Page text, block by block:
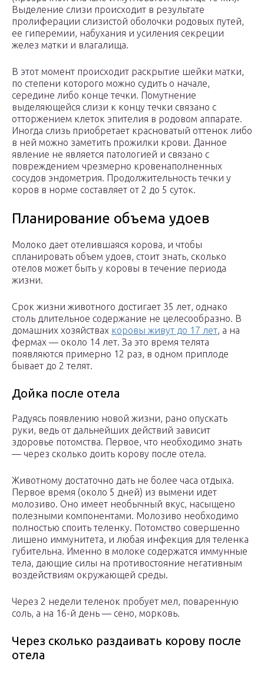
Выделение слизи происходит в результате
пролиферации слизистой оболочки родовых путей,
ее гиперемии, набухания и усиления секреции
желез матки и влагалища.
В этот момент происходит раскрытие шейки матки,
по степени которого можно судить о начале,
середине либо конце течки. Помутнение
выделяющейся слизи к концу течки связано с
отторжением клеток эпителия в родовом аппарате.
Иногда слизь приобретает красноватый оттенок либо
в ней можно заметить прожилки крови. Данное
явление не является патологией и связано с
повреждением чрезмерно кровенаполненных
сосудов эндометрия. Продолжительность течки у
коров в норме составляет от 2 до 5 суток.
Планирование объема удоев
Молоко дает отелившаяся корова, и чтобы
спланировать объем удоев, стоит знать, сколько
отелов может быть у коровы в течение периода
жизни.
Срок жизни животного достигает 35 лет, однако
столь длительное содержание не целесообразно. В
домашних хозяйствах коровы живут до 17 лет, а на
фермах — около 14 лет. За это время телята
появляются примерно 12 раз, в одном приплоде
бывает до 2 телят.
Дойка после отела
Радуясь появлению новой жизни, рано опускать
руки, ведь от дальнейших действий зависит
здоровье потомства. Первое, что необходимо знать
— через сколько доить корову после отела.
Животному достаточно дать не более часа отдыха.
Первое время (около 5 дней) из вымени идет
молозиво. Оно имеет необычный вкус, насыщено
полезными компонентами. Молозиво необходимо
полностью споить теленку. Потомство совершенно
лишено иммунитета, и любая инфекция для теленка
губительна. Именно в молоке содержатся иммунные
тела, дающие силы на противостояние негативным
воздействиям окружающей среды.
Через 2 недели теленок пробует мел, поваренную
соль, а на 16-й день — сено, морковь.
Через сколько раздаивать корову после
отела